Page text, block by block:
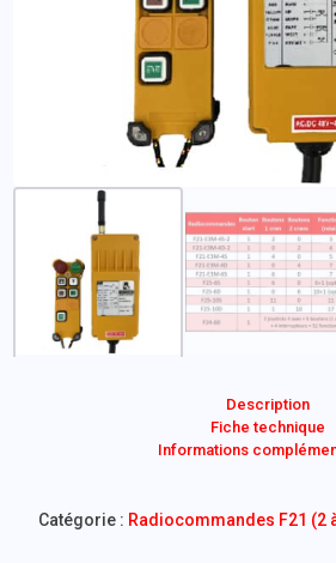
Description
Fiche technique
Informations
Catégorie : Radiocommandes F21 (2